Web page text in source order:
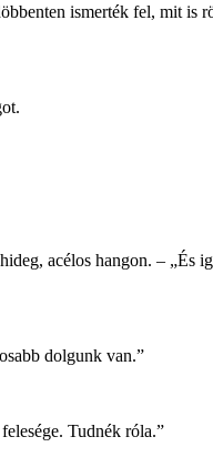
ismerték fel, mit is
acélos hangon. – „És
dolgunk van.”
Tudnék róla.”